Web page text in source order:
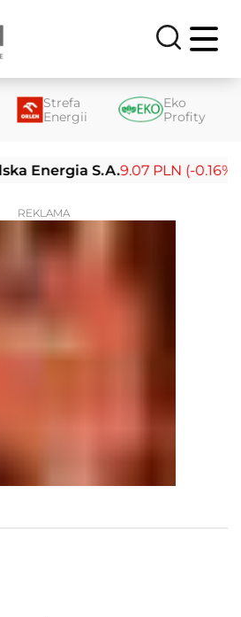
Strefa
Energii
Eko
Profity
Energia S.A.9.07 PLN (-0.16%)
REKLAMA